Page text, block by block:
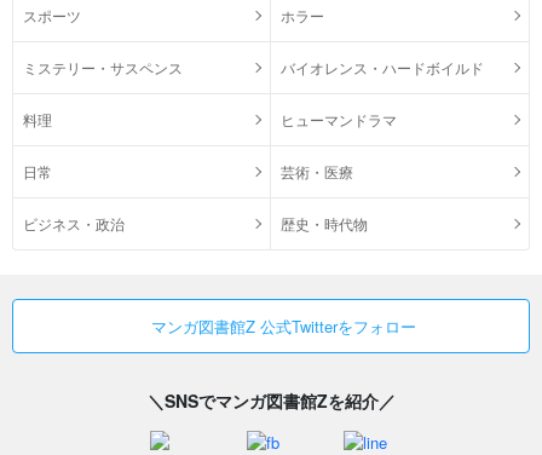
スポーツ ホラー
ミステリー・サスペンス バイオレンス・ハードボイルド
料理 ヒューマンドラマ
日常 芸術・医療
ビジネス・政治 歴史・時代物
マンガ図書館Z 公式Twitterをフォロー
＼SNSでマンガ図書館Zを紹介／